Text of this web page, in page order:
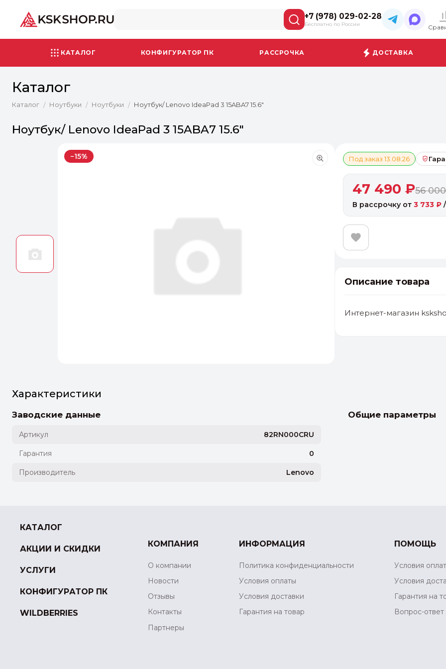
+7 (978) 029-02-28
Бесплатно по России
КАТАЛОГ КОНФИГУРАТОР ПК РАССРОЧКА ДОСТАВКА
Каталог
Каталог / Ноутбуки / Ноутбуки / Ноутбук/ Lenovo IdeaPad 3 15ABA7 15.6"
Ноутбук/ Lenovo IdeaPad 3 15ABA7 15.6"
−15% Под заказ 13.08.26
47 490 ₽56
В рассрочку от 3 733 ₽/
Описание товара
Интернет-магазин
Характеристики
Заводские данные
Артикул 82RN000CRU
Гарантия 0
Производитель Lenovo
Общие параметры
КАТАЛОГ
АКЦИИ И СКИДКИ
УСЛУГИ
КОНФИГУРАТОР ПК
WILDBERRIES
КОМПАНИЯ
О компании
Новости
Отзывы
Контакты
Партнеры
ИНФОРМАЦИЯ
Политика конфиденциальности
Условия оплаты
Условия доставки
Гарантия на товар
ПОМОЩЬ
Условия
Условия
Гарантия на
Вопрос-ответ